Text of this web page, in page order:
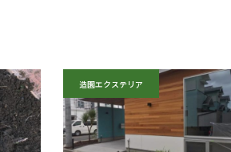
造園エクステリア